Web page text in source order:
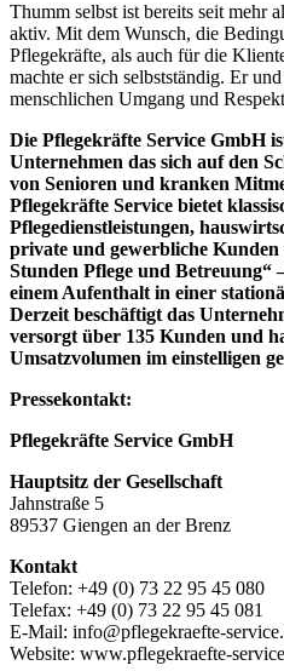
Thumm selbst ist bereits seit mehr
aktiv. Mit dem Wunsch, die
Pflegekräfte, als auch für die
machte er sich selbstständig. Er
menschlichen Umgang und
Die Pflegekräfte Service GmbH
Unternehmen das sich auf den
von Senioren und kranken
Pflegekräfte Service bietet
Pflegedienstleistungen,
private und gewerbliche Kunden
Stunden Pflege und Betreuung“
einem Aufenthalt in einer
Derzeit beschäftigt das
versorgt über 135 Kunden und
Umsatzvolumen im einstelligen
Pressekontakt:
Pflegekräfte Service GmbH
Hauptsitz der Gesellschaft
Jahnstraße 5
89537 Giengen an der Brenz
Kontakt
Telefon: +49 (0) 73 22 95 45 080
Telefax: +49 (0) 73 22 95 45 081
E-Mail: info@pflegekraefte-
Website: www.pflegekraefte-